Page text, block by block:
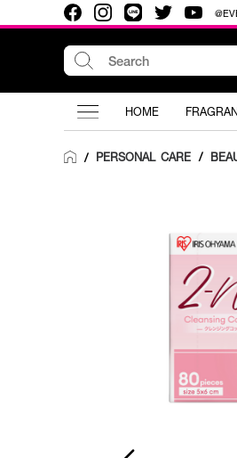
HOME
/ PERSONAL CARE /